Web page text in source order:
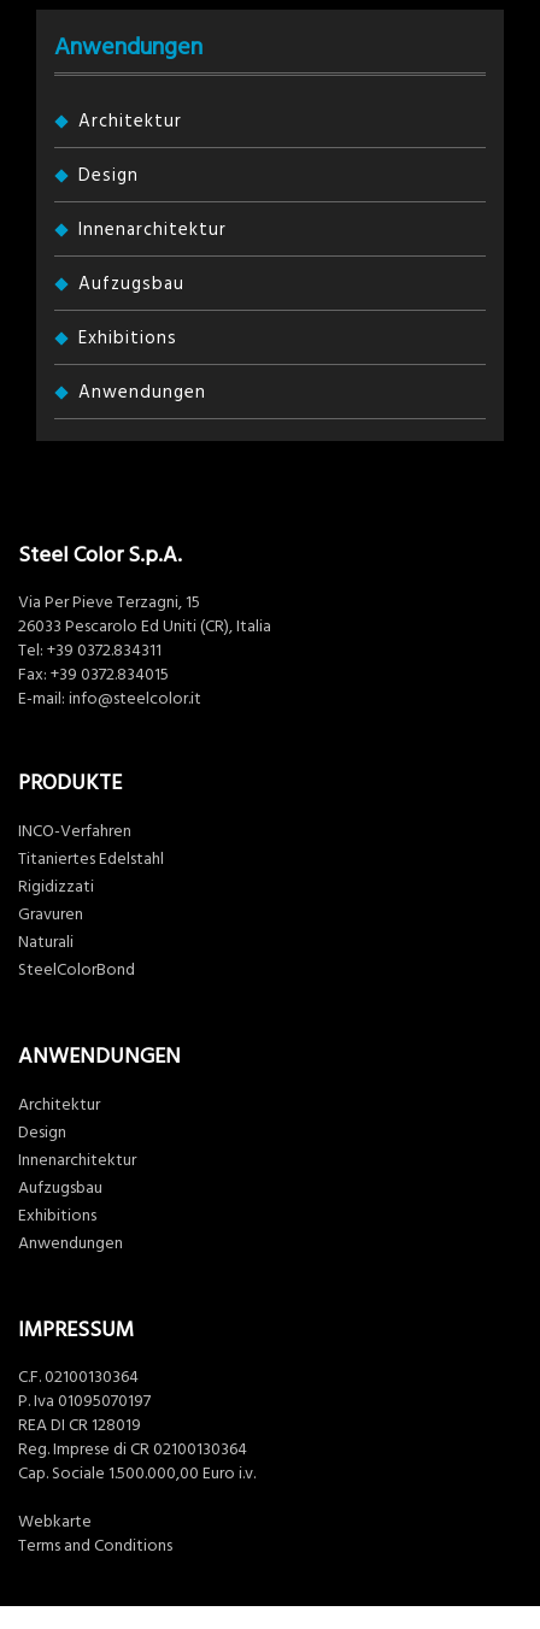
Anwendungen
Architektur
Design
Innenarchitektur
Aufzugsbau
Exhibitions
Anwendungen
Steel Color S.p.A.
Via Per Pieve Terzagni, 15
26033 Pescarolo Ed Uniti (CR), Italia
Tel: +39 0372.834311
Fax: +39 0372.834015
E-mail: info@steelcolor.it
PRODUKTE
INCO-Verfahren
Titaniertes Edelstahl
Rigidizzati
Gravuren
Naturali
SteelColorBond
ANWENDUNGEN
Architektur
Design
Innenarchitektur
Aufzugsbau
Exhibitions
Anwendungen
IMPRESSUM
C.F. 02100130364
P. Iva 01095070197
REA DI CR 128019
Reg. Imprese di CR 02100130364
Cap. Sociale 1.500.000,00 Euro i.v.
Webkarte
Terms and Conditions